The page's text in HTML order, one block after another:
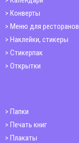
Конверты
Меню для ресторанов
Наклейки, стикеры
Стикерпак
Открытки
Папки
Печать книг
Плакаты